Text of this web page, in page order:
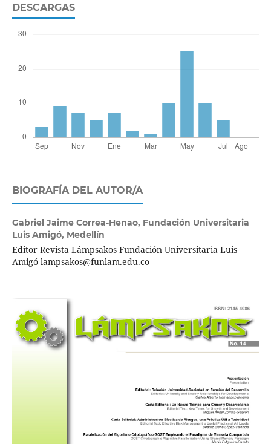
DESCARGAS
BIOGRAFÍA DEL AUTOR/A
Gabriel Jaime Correa-Henao, Fundación Universitaria
Luis Amigó, Medellín
Editor Revista Lámpsakos Fundación Universitaria Luis
Amigó lampsakos@funlam.edu.co